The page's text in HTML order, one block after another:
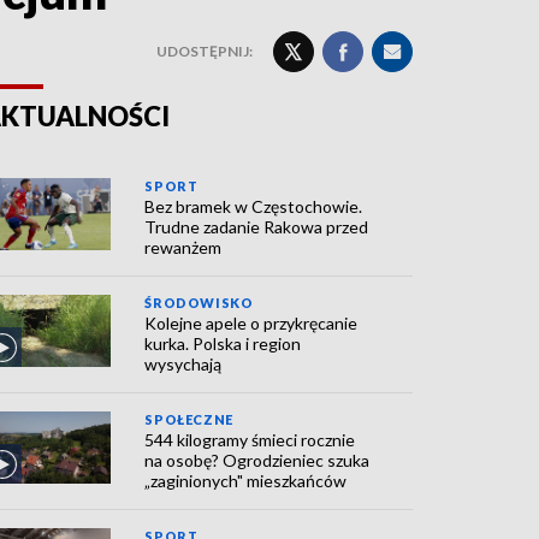
UDOSTĘPNIJ:
SPORT
Bez bramek w Częstochowie.
Trudne zadanie Rakowa przed
rewanżem
ŚRODOWISKO
Kolejne apele o przykręcanie
kurka. Polska i region
wysychają
SPOŁECZNE
544 kilogramy śmieci rocznie
na osobę? Ogrodzieniec szuka
„zaginionych" mieszkańców